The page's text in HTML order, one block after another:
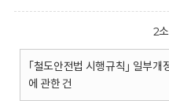
2
｢철도안전법 시행규칙｣ 일부개
에 관한 건